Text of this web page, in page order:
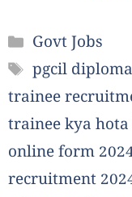
Categories
Govt Jobs
Tags
pgcil
trainee
trainee kya
online form
recruitment